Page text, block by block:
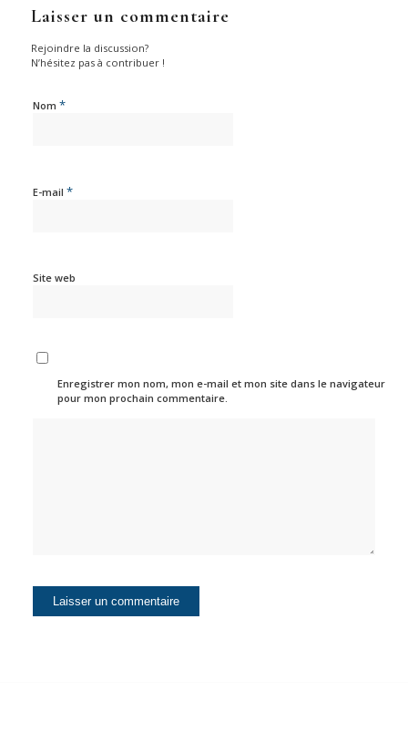
Laisser un commentaire
Rejoindre la discussion?
N’hésitez pas à contribuer !
Nom *
E-mail *
Site web
Enregistrer mon nom, mon e-mail et mon site dans le navigateur
pour mon prochain commentaire.